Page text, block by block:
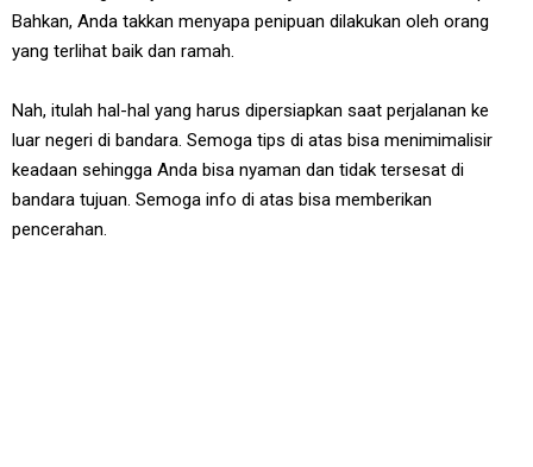
Bahkan, Anda takkan menyapa penipuan dilakukan oleh orang
yang terlihat baik dan ramah.
Nah, itulah hal-hal yang harus dipersiapkan saat perjalanan ke
luar negeri di bandara. Semoga tips di atas bisa menimimalisir
keadaan sehingga Anda bisa nyaman dan tidak tersesat di
bandara tujuan. Semoga info di atas bisa memberikan
pencerahan.